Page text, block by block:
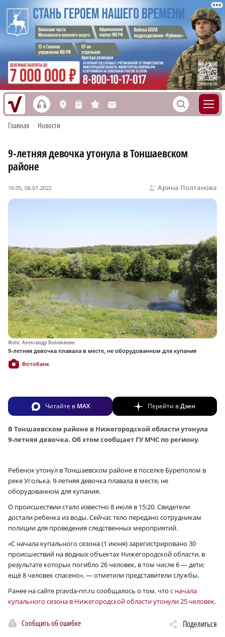
h L n s M S
Главная • Новости
9‑летняя девочка утонула в Тоншаевском
районе
Арина Полтанова
16:05, 08.07.2022
Фото: Александр Воложанин
9-летняя девочка плавала в месте, не оборудованном для купания
Фотобанк
Читайте в MAX Перейти вДзен
В Тоншаевском районе в Нижегородской области утонула
9‑летняя девочка. Об этом сообщает ГУ МЧС по региону.
Ребенок утонул в Тоншаевском районе в поселке Буреполом в
реке Уголька. 9‑летняя девочка плавала в месте, не
оборудованном для купания.
О происшествии стало известно 8 июля в 15:20. Свидетели
достали ребенка из воды. Сейчас тело передано сотрудникам
полиции для проведения следственных мероприятий.
«С начала купального сезона (1 июня) зарегистрировано 30
происшествий на водных объектах Нижегородской области, в
результате которых погибло 26 человек, в том числе 6 — дети;
ещё 8 человек спасено», — отметили представители службы.
Ранее на сайте pravda-nn.ru сообщалось о том, что с начала
купального сезона в Нижегородской области утонули 25 человек.
Сообщить об ошибке Поделиться